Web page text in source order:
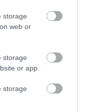
storage
web or
storage
or app.
storage
από
μηχανισμό